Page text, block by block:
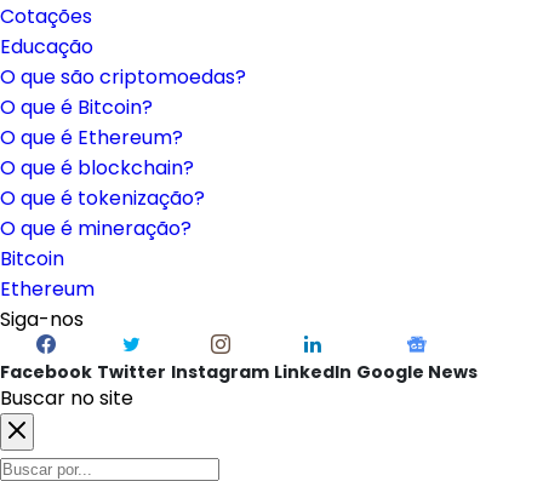
Cotações
Educação
O que são criptomoedas?
O que é Bitcoin?
O que é Ethereum?
O que é blockchain?
O que é tokenização?
O que é mineração?
Bitcoin
Ethereum
Siga-nos
Facebook Twitter Instagram LinkedIn Google News
Buscar no site